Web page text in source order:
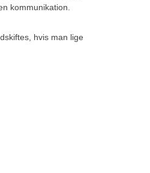
kommunikation.
hvis man lige